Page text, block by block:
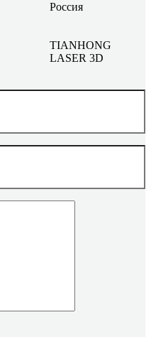
Россия
TIANHONG
LASER 3D